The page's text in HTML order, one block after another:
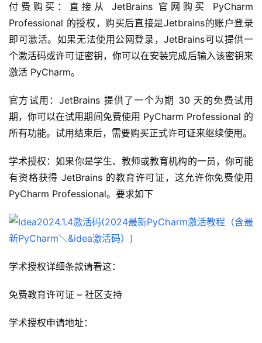
付费购买：直接从 JetBrains 官网购买 PyCharm
Professional 的授权，购买后直接是Jetbrains的账户登录
即可激活。如果无法使用公网登录，JetBrains可以提供一
个激活码或许可证密钥，你可以在安装完成后输入该密钥来
激活 PyCharm。
官方试用：JetBrains 提供了一个为期 30 天的免费试用
期，你可以在试用期间免费使用 PyCharm Professional 的
所有功能。试用结束后，需要购买正式许可证来继续使用。
学术授权：如果你是学生、教师或教育机构的一员，你可能
有资格获得 JetBrains 的教育许可证，这允许你免费使用
PyCharm Professional。要求如下
学术授权详细条款请看这：
免费教育许可证 – 社区支持
学术授权申请地址：